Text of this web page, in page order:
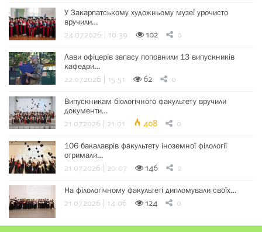
У Закарпатському художньому музеї урочисто
вручили…
24.07.2026 | 10:39 102 0
Лави офіцерів запасу поповнили 13 випускників
кафедри…
22.07.2026 | 15:51 62 0
Випускникам біологічного факультету вручили
документи…
21.07.2026 | 21:01 408 0
106 бакалаврів факультету іноземної філології
отримали…
21.07.2026 | 20:07 146 0
На філологічному факультеті дипломували своїх…
21.07.2026 | 14:06 124 0